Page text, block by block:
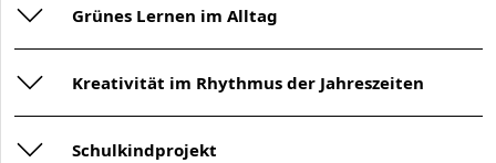
Grünes Lernen im Alltag
Kreativität im Rhythmus der Jahreszeiten
Schulkindprojekt